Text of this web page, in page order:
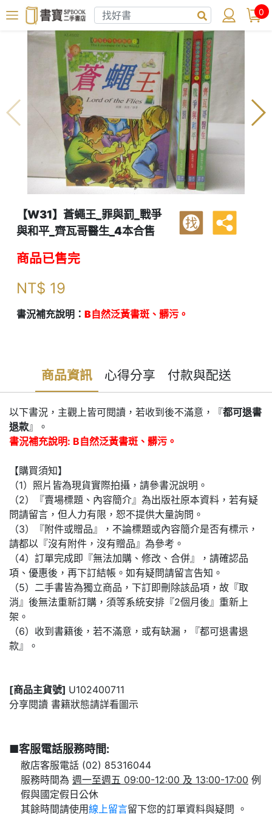
0
【W31】蒼蠅王_罪與罰_戰爭
與和平_齊瓦哥醫生_4本合售
找
商品已售完
NT$ 19
書況補充說明： B自然泛黃書斑、髒污。
商品資訊 心得分享 付款與配送
以下書況，主觀上皆可閱讀，若收到後不滿意，『都可退書
退款』。
書況補充說明: B自然泛黃書斑、髒污。
【購買須知】
（1）照片皆為現貨實際拍攝，請參書況說明。
（2）『賣場標題、內容簡介』為出版社原本資料，若有疑
問請留言，但人力有限，恕不提供大量詢問。
（3）『附件或贈品』，不論標題或內容簡介是否有標示，
請都以『沒有附件，沒有贈品』為參考。
（4）訂單完成即『無法加購、修改、合併』，請確認品
項、優惠後，再下訂結帳。如有疑問請留言告知。
（5）二手書皆為獨立商品，下訂即刪除該品項，故『取
消』後無法重新訂購，須等系統安排『2個月後』重新上
架。
（6）收到書籍後，若不滿意，或有缺漏，『都可退書退
款』。
[商品主貨號] U102400711
分享閱讀 書籍狀態請詳看圖示
■客服電話服務時間:
敝店客服電話 (02) 85316044
服務時間為 週一至週五 09:00-12:00 及 13:00-17:00 例
假與國定假日公休
其餘時間請使用線上留言
留下您的訂單資料與疑問 。